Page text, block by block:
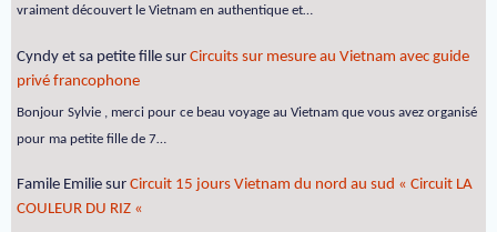
vraiment découvert le Vietnam en authentique et…
Cyndy et sa petite fille sur Circuits sur mesure au Vietnam avec guide
privé francophone
Bonjour Sylvie , merci pour ce beau voyage au Vietnam que vous avez organisé
pour ma petite fille de 7…
Famile Emilie sur Circuit 15 jours Vietnam du nord au sud « Circuit LA
COULEUR DU RIZ «